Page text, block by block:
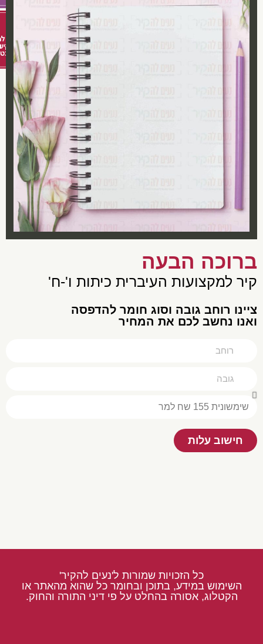
הבעה
למקצועות העיברית כיתות ו'-ח'
רוחב גובה וסוג חומר להדפסה
נחשב לכם את המחיר
חישוב עלות
כל הזכויות שמורות ל'נעים להקיר'
השימוש במידע, בתוכן ובחומר כל שהוא מהאתר או
הקטלוג, אסורה בהחלט על פי דיני התורה והחוק.